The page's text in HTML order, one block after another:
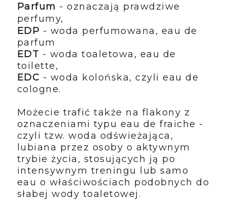
Parfum - oznaczają prawdziwe
perfumy,
EDP - woda perfumowana, eau de
parfum
EDT - woda toaletowa, eau de
toilette,
EDC - woda kolońska, czyli eau de
cologne.
Możecie trafić także na flakony z
oznaczeniami typu eau de fraiche -
czyli tzw. woda odświeżająca,
lubiana przez osoby o aktywnym
trybie życia, stosujących ją po
intensywnym treningu lub samo
eau o właściwościach podobnych do
słabej wody toaletowej.